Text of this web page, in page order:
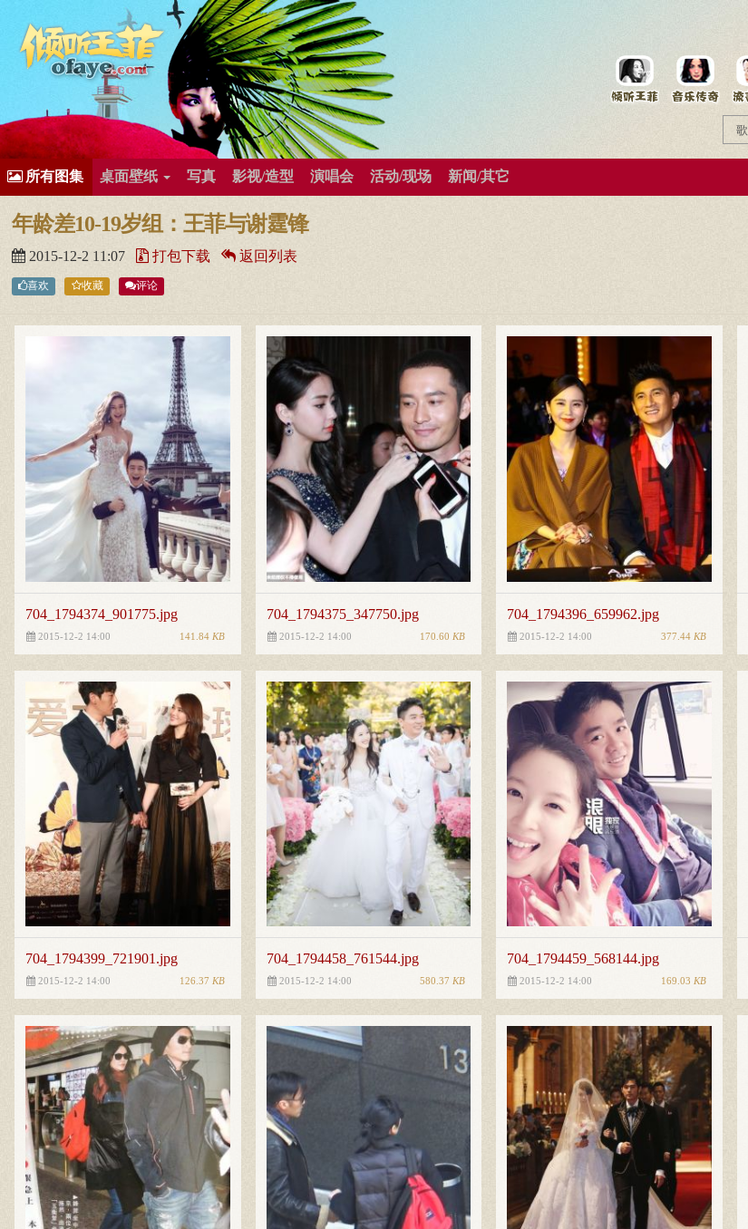
有歌曲专辑
王菲新闻王菲的精美图片王菲精彩视频王菲论坛给王菲留言用户中心王菲资料档案
所有图集 桌面壁纸 写真 影视/造型 演唱会 活动/现场 新闻/其它
年龄差10-19岁组：王菲与谢霆锋
2015-12-2 11:07 打包下载 返回列表
喜欢 收藏 评论
704_1794374_901775.jpg
2015-12-2 14:00 141.84 KB
704_1794375_347750.jpg
2015-12-2 14:00 170.60 KB
704_1794396_659962.jpg
2015-12-2 14:00 377.44 KB
704_1794399_721901.jpg
2015-12-2 14:00 126.37 KB
704_1794458_761544.jpg
2015-12-2 14:00 580.37KB
704_1794459_568144.jpg
2015-12-2 14:00 169.03 KB